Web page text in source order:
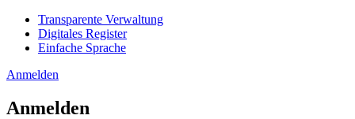
Transparente Verwaltung
Digitales Register
Einfache Sprache
Anmelden
Anmelden